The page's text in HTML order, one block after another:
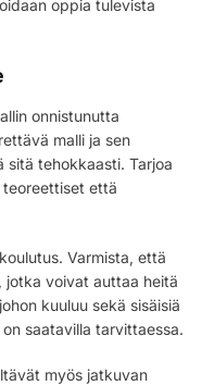
oppia tulevista
onnistunutta
malli ja sen
tehokkaasti. Tarjoa
että
Varmista, että
jotka voivat auttaa heitä
kuuluu sekä sisäisiä
saatavilla tarvittaessa.
myös jatkuvan